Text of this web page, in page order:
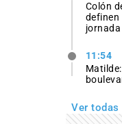
Colón
definen
11:54
Ver